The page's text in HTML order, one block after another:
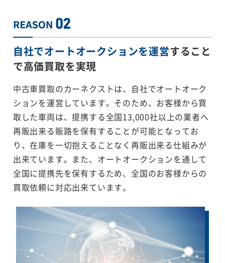
自社でオートオークションを運営すること
で高価買取を実現
中古車買取のカーネクストは、自社でオートオーク
ションを運営しています。そのため、お客様から買
取した車両は、提携する全国13,000社以上の業者へ
再販出来る販路を保有することが可能となってお
り、在庫を一切抱えることなく再販出来る仕組みが
出来ています。また、オートオークションを通して
全国に提携先を保有するため、全国のお客様からの
買取依頼に対応出来ています。